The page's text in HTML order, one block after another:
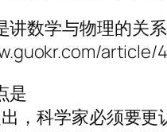
讲数学与物理的关
article/
是
，科学家必须要更